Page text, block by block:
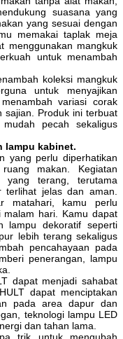
suasana yang
yang sesuai dengan
memakai taplak meja
menggunakan mangkuk
untuk menambah
koleksi mangkuk
untuk menyajikan
variasi corak
sajian. Produk ini terbuat
pecah sekaligus
lampu kabinet.
yang perlu diperhatikan
makan. Kegiatan
yang terang, terutama
jelas dan aman.
matahari, kamu perlu
malam hari. Kamu dapat
lampu dekoratif seperti
lebih terang sekaligus
pencahayaan pada
penerangan, lampu
dapat menjadi sahabat
dapat menciptakan
pada area dapur dan
teknologi lampu LED
dan tahan lama.